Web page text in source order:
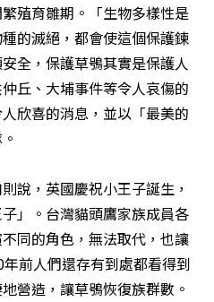
殖育雛期。「生物多樣性是
的滅絕，都會使這個保護鍊
全，保護草鴞其實是保護人
丘、大埔事件等令人哀傷的
欣喜的消息，並以「最美的
說，英國慶祝小王子誕生，
」。台灣貓頭鷹家族成員各
同的角色，無法取代，也讓
前人們還存有到處都看得到
營造，讓草鴞恢復族群數。